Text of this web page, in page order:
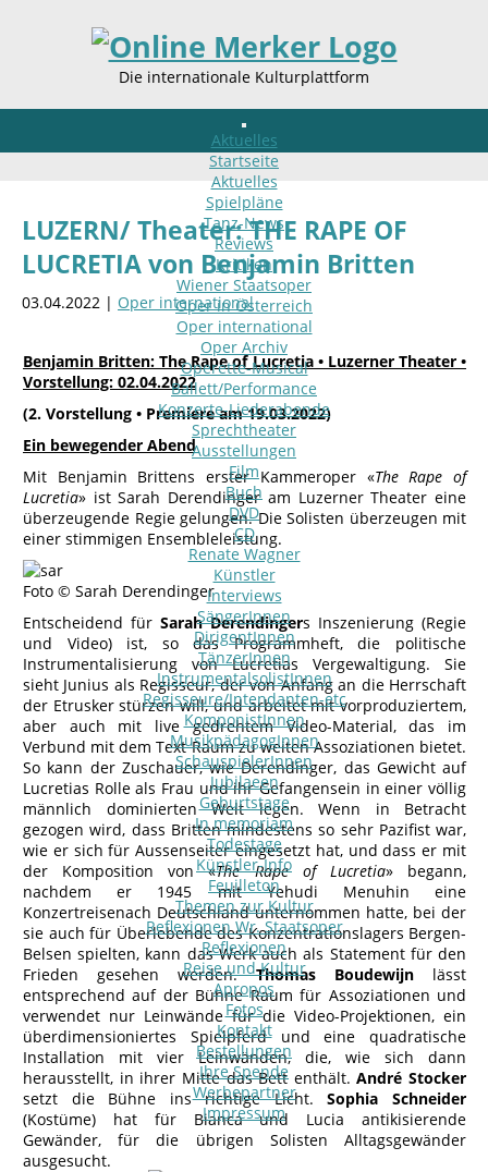
Die internationale Kulturplattform
Aktuelles
Startseite
Aktuelles
Spielpläne
Tanz-News
Reviews
Kritiken
Wiener Staatsoper
Oper in Österreich
Oper international
Oper Archiv
Operette-Musical
Ballett/Performance
Konzerte-Liederabende
Sprechtheater
Ausstellungen
Film
Buch
DVD
CD
Renate Wagner
Künstler
Interviews
SängerInnen
DirigentInnen
TänzerInnen
InstrumentalsolistInnen
Regisseure/Intendanten-etc
KomponistInnen
MusikpädagogInnen
SchauspielerInnen
Jubilaeen
Geburtstage
In memoriam
Todestage
Künstler-Info
Feuilleton
Themen zur Kultur
Reflexionen Wr. Staatsoper
Reflexionen
Reise und Kultur
Apropos
Fotos
Kontakt
Bestellungen
Ihre Spende
Werbepartner
Impressum
LUZERN/ Theater: THE RAPE OF
LUCRETIA von Benjamin Britten
03.04.2022 | Oper international
Benjamin Britten: The Rape of Lucretia • Luzerner Theater •
Vorstellung: 02.04.2022
(2. Vorstellung • Premiere am 19.03.2022)
Ein bewegender Abend
Mit Benjamin Brittens erster Kammeroper «The Rape of
Lucretia» ist Sarah Derendinger am Luzerner Theater eine
überzeugende Regie gelungen. Die Solisten überzeugen mit
einer stimmigen Ensembleleistung.
Foto © Sarah Derendinger
Entscheidend für Sarah Derendingers Inszenierung (Regie
und Video) ist, so das Programmheft, die politische
Instrumentalisierung von Lucretias Vergewaltigung. Sie
sieht Junius als Regisseur, der von Anfang an die Herrschaft
der Etrusker stürzen will, und arbeitet mit vorproduziertem,
aber auch mit live gedrehtem Video-Material, das im
Verbund mit dem Text Raum zu weiten Assoziationen bietet.
So kann der Zuschauer, wie Derendinger, das Gewicht auf
Lucretias Rolle als Frau und ihr Gefangensein in einer völlig
männlich dominierten Welt legen. Wenn in Betracht
gezogen wird, dass Britten mindestens so sehr Pazifist war,
wie er sich für Aussenseiter eingesetzt hat, und dass er mit
der Komposition von «The Rape of Lucretia» begann,
nachdem er 1945 mit Yehudi Menuhin eine
Konzertreisenach Deutschland unternommen hatte, bei der
sie auch für Überlebende des Konzentrationslagers Bergen-
Belsen spielten, kann das Werk auch als Statement für den
Frieden gesehen werden.Thomas Boudewijn lässt
entsprechend auf der Bühne Raum für Assoziationen und
verwendet nur Leinwände für die Video-Projektionen, ein
überdimensioniertes Spielpferd und eine quadratische
Installation mit vier Leinwänden, die, wie sich dann
herausstellt, in ihrer Mitte das Bett enthält.André Stocker
setzt die Bühne ins richtige Licht.Sophia Schneider
(Kostüme) hat für Bianca und Lucia antikisierende
Gewänder, für die übrigen Solisten Alltagsgewänder
ausgesucht.